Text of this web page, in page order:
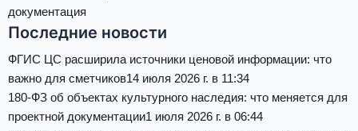
документация
Последние новости
ФГИС ЦС расширила источники ценовой информации: что
важно для сметчиков14 июля 2026 г. в 11:34
180-ФЗ об объектах культурного наследия: что меняется для
проектной документации1 июля 2026 г. в 06:44